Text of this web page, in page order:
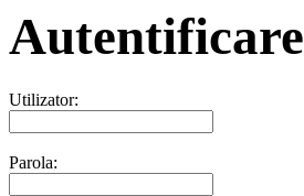
Autentificare
Utilizator:
Parola: